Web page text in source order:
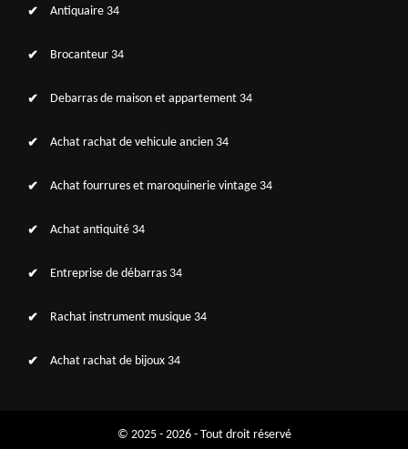
Antiquaire 34
Brocanteur 34
Debarras de maison et appartement 34
Achat rachat de vehicule ancien 34
Achat fourrures et maroquinerie vintage 34
Achat antiquité 34
Entreprise de débarras 34
Rachat instrument musique 34
Achat rachat de bijoux 34
© 2025 - 2026 - Tout droit réservé